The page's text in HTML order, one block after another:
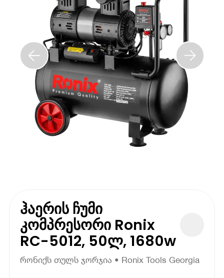
ჰაერის ჩუმი
კომპრესორი Ronix
RC-5012, 50ლ, 1680w
რონიქს თულს ჯორჯია • Ronix Tools Georgia